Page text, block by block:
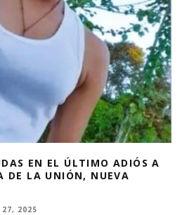
EN EL ÚLTIMO ADIÓS A
DE LA UNIÓN, NUEVA
27, 2025